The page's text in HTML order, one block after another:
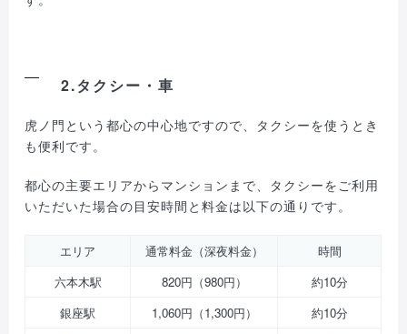
2.タクシー・車
虎ノ門という都心の中心地ですので、タクシーを使うとき
も便利です。
都心の主要エリアからマンションまで、タクシーをご利用
いただいた場合の目安時間と料金は以下の通りです。
エリア 通常料金（深夜料金）
時間
六本木駅
820円（980円）
約10分
銀座駅
1,060円（1,300円）
約10分